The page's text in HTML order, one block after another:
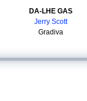
DA-LHE GAS
Jerry Scott
Gradiva